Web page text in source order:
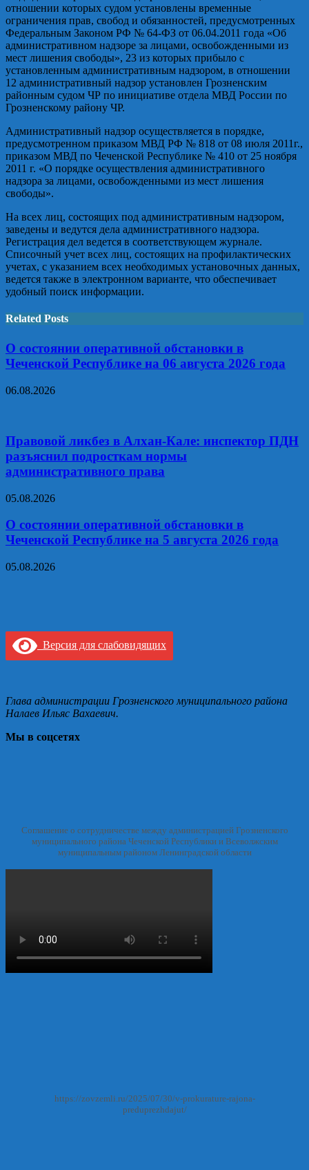
отношении которых судом установлены временные
ограничения прав, свобод и обязанностей, предусмотренных
Федеральным Законом РФ № 64-ФЗ от 06.04.2011 года «Об
административном надзоре за лицами, освобожденными из
мест лишения свободы», 23 из которых прибыло с
установленным административным надзором, в отношении
12 административный надзор установлен Грозненским
районным судом ЧР по инициативе отдела МВД России по
Грозненскому району ЧР.
Административный надзор осуществляется в порядке,
предусмотренном приказом МВД РФ № 818 от 08 июля 2011г.,
приказом МВД по Чеченской Республике № 410 от 25 ноября
2011 г. «О порядке осуществления административного
надзора за лицами, освобожденными из мест лишения
свободы».
На всех лиц, состоящих под административным надзором,
заведены и ведутся дела административного надзора.
Регистрация дел ведется в соответствующем журнале.
Списочный учет всех лиц, состоящих на профилактических
учетах, с указанием всех необходимых установочных данных,
ведется также в электронном варианте, что обеспечивает
удобный поиск информации.
Related Posts
О состоянии оперативной обстановки в
Чеченской Республике на 06 августа 2026 года
06.08.2026
Правовой ликбез в Алхан-Кале: инспектор ПДН
разъяснил подросткам нормы
административного права
05.08.2026
О состоянии оперативной обстановки в
Чеченской Республике на 5 августа 2026 года
05.08.2026
Версия для слабовидящих
Глава администрации Грозненского муниципального района
Налаев Ильяс Вахаевич.
Мы в соцсетях
Соглашение о сотрудничестве между администрацией Грозненского
муниципального района Чеченской Республики и Всеволжским
муниципальным районом Ленинградской области
https://zovzemli.ru/2025/07/30/v-prokurature-rajona-
preduprezhdajut/